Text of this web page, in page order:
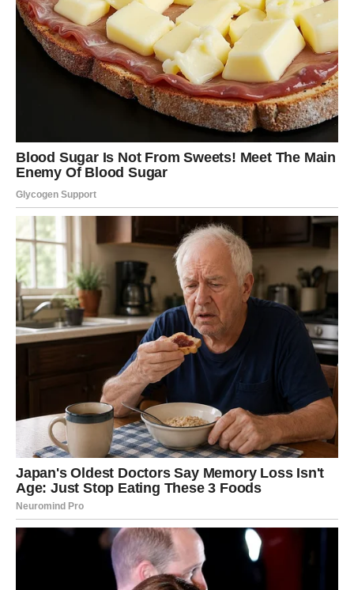
Počinješ da donosiš odlukebez griže savesti.
Više ne moraš svima da objasniš zašto si nešto izabrao.
Više ne tražiš potvrdu da bi znao da si u pravu.
Tvoja intuicija je ojačala. Znaš kada je nešto u skladu s
tobom, a kada nije – i to ti je dovoljno. Ta odlučnost
donosi ogromno olakšanje i osećaj lične moći kakav
ranije nisi poznavao.
Posao i društveni odnosi:
Vrednost bez prilagođavanja
Na poslovnom planu, Vaga je često bila cenjena zbog
diplomatije, timskog duha i sposobnosti da spoji ljude.
Ipak, neretko si bio onaj koji daje najviše, a dobija
najmanje priznanja. Prošlost te je naučila da tvoja
sposobnost prilagođavanja ne znači da treba da se
Sada ulaziš u zreliju fazu.
Postavljaš jasnije granice. Govoriš šta ti pripada. Biraš
saradnje u kojima postoji uzajamno poštovanje.
Univerzum reaguje na ovu promenu – dolaze prilike u
kojima si viđen, cenjen i poštovan bez potrebe da se
stalno dokazuješ.
Ovo je period u kojemtvoj glas postaje autoritet